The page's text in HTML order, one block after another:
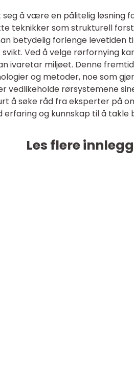
seg å være en pålitelig løsning
teknikker som strukturell
betydelig forlenge levetiden
Ved å velge rørfornying
ivaretar miljøet. Denne
og metoder, noe som
vedlikeholde rørsystemene
å søke råd fra eksperter på
og kunnskap til å takle
Les flere